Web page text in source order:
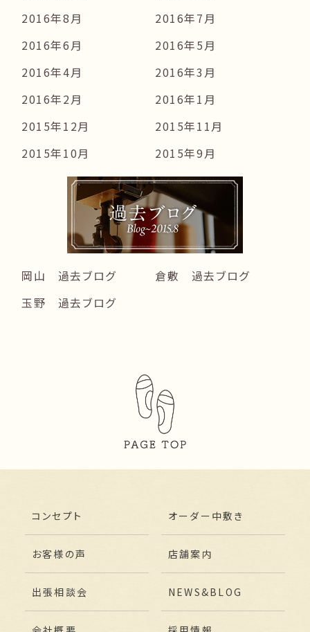
2016年8月
2016年7月
2016年6月
2016年5月
2016年4月
2016年3月
2016年2月
2016年1月
2015年12月
2015年11月
2015年10月
2015年9月
岡山 過去ブログ
倉敷 過去ブログ
玉野 過去ブログ
コンセプト オーダー中敷き
お客様の声 店舗案内
出張相談会 NEWS&BLOG